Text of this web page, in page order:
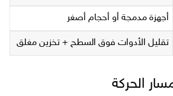
أجهزة مدمجة أو أحجام أصغر
تقليل الأدوات فوق السطح + تخزين مغلق
الحركة